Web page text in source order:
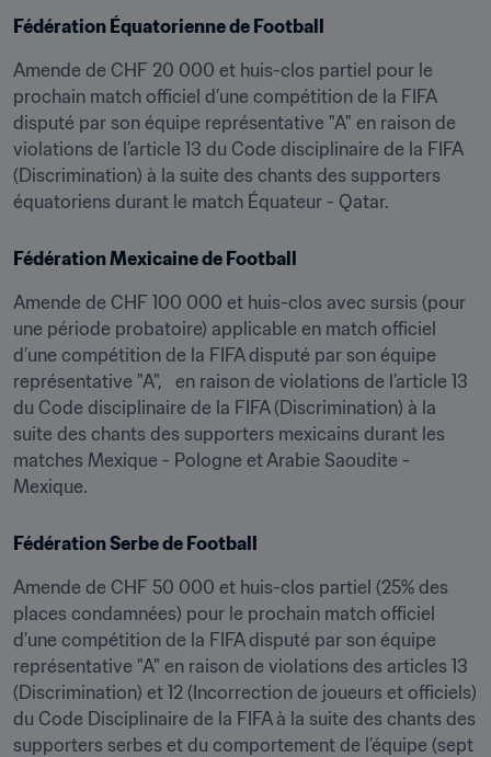
Fédération Équatorienne de Football
Amende de CHF 20 000 et huis-clos partiel pour le
prochain match officiel d’une compétition de la FIFA
disputé par son équipe représentative "A" en raison de
violations de l’article 13 du Code disciplinaire de la FIFA
(Discrimination) à la suite des chants des supporters
équatoriens durant le match Équateur - Qatar.
Fédération Mexicaine de Football
Amende de CHF 100 000 et huis-clos avec sursis (pour
une période probatoire) applicable en match officiel
d’une compétition de la FIFA disputé par son équipe
représentative "A",   en raison de violations de l’article 13
du Code disciplinaire de la FIFA (Discrimination) à la
suite des chants des supporters mexicains durant les
matches Mexique - Pologne et Arabie Saoudite -
Mexique.
Fédération Serbe de Football
Amende de CHF 50 000 et huis-clos partiel (25% des
places condamnées) pour le prochain match officiel
d’une compétition de la FIFA disputé par son équipe
représentative "A" en raison de violations des articles 13
(Discrimination) et 12 (Incorrection de joueurs et officiels)
du Code Disciplinaire de la FIFA à la suite des chants des
supporters serbes et du comportement de l’équipe (sept